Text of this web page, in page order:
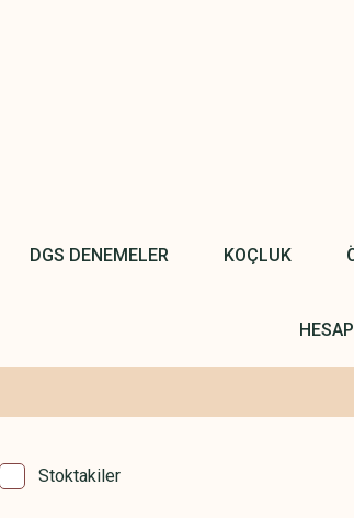
DGS DENEMELER KOÇLUK
Stoktakiler